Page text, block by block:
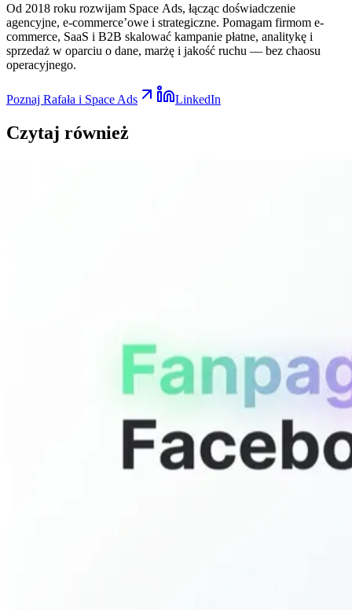
Od 2018 roku rozwijam Space Ads, łącząc doświadczenie
agencyjne, e-commerce’owe i strategiczne. Pomagam firmom e-
commerce, SaaS i B2B skalować kampanie płatne, analitykę i
sprzedaż w oparciu o dane, marżę i jakość ruchu — bez chaosu
operacyjnego.
Poznaj Rafała i Space Ads LinkedIn
Czytaj również